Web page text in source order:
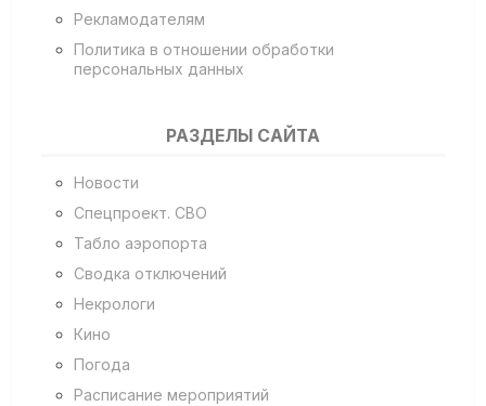
Рекламодателям
Политика в отношении обработки
персональных данных
РАЗДЕЛЫ САЙТА
Новости
Спецпроект. СВО
Табло аэропорта
Сводка отключений
Некрологи
Кино
Погода
Расписание мероприятий